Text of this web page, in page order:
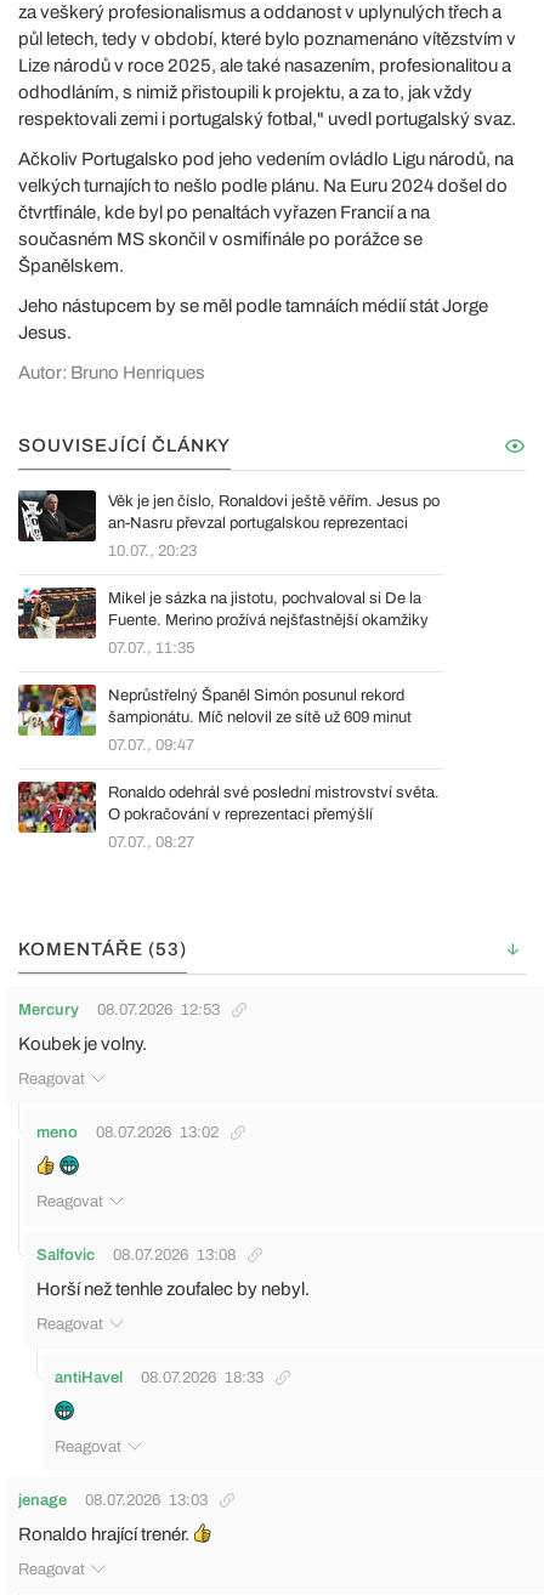
za veškerý profesionalismus a oddanost v uplynulých třech a
půl letech, tedy v období, které bylo poznamenáno vítězstvím v
Lize národů v roce 2025, ale také nasazením, profesionalitou a
odhodláním, s nimiž přistoupili k projektu, a za to, jak vždy
respektovali zemi i portugalský fotbal," uvedl portugalský svaz.
Ačkoliv Portugalsko pod jeho vedením ovládlo Ligu národů, na
velkých turnajích to nešlo podle plánu. Na Euru 2024 došel do
čtvrtfinále, kde byl po penaltách vyřazen Francií a na
současném MS skončil v osmifinále po porážce se
Španělskem.
Jeho nástupcem by se měl podle tamnáích médií stát Jorge
Jesus.
Autor: Bruno Henriques
SOUVISEJÍCÍ ČLÁNKY
Věk je jen číslo, Ronaldovi ještě věřím. Jesus po
an-Nasru převzal portugalskou reprezentaci
10.07., 20:23
Mikel je sázka na jistotu, pochvaloval si De la
Fuente. Merino prožívá nejšťastnější okamžiky
07.07., 11:35
Neprůstřelný Španěl Simón posunul rekord
šampionátu. Míč nelovil ze sítě už 609 minut
07.07., 09:47
Ronaldo odehrál své poslední mistrovství světa.
O pokračování v reprezentaci přemýšlí
07.07., 08:27
KOMENTÁŘE (53)
Mercury 08.07.2026 12:53
Koubek je volny.
Reagovat
meno 08.07.2026 13:02
Reagovat
Salfovic 08.07.2026 13:08
Horší než tenhle zoufalec by nebyl.
Reagovat
antiHavel 08.07.2026 18:33
Reagovat
jenage 08.07.2026 13:03
Ronaldo hrající trenér.
Reagovat